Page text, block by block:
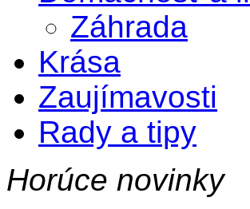
Záhrada
Krása
Zaujímavosti
Rady a tipy
Horúce novinky